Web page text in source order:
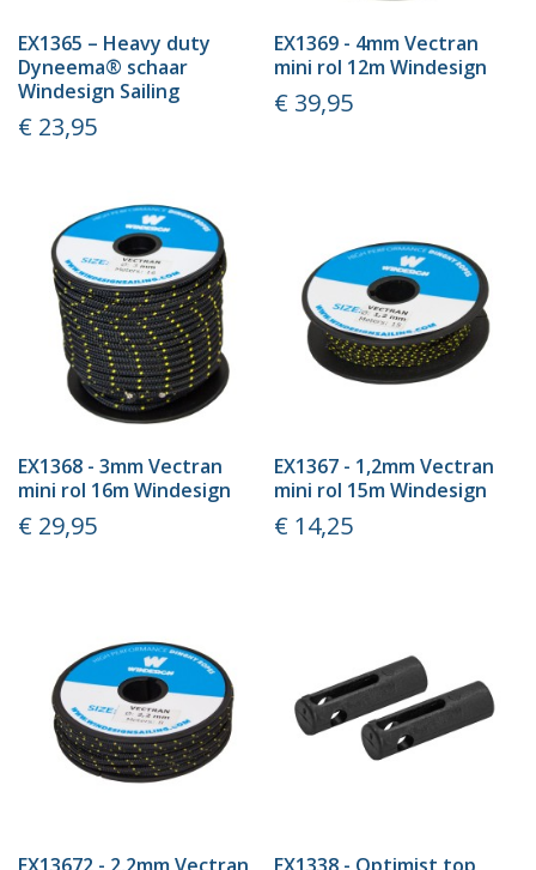
EX1365 – Heavy duty
Dyneema® schaar
Windesign Sailing
Prijs
€ 23,95
EX1369 - 4mm Vectran
mini rol 12m Windesign
Prijs
€ 39,95
EX1368 - 3mm Vectran
mini rol 16m Windesign
Prijs
€ 29,95
EX1367 - 1,2mm Vectran
mini rol 15m Windesign
Prijs
€ 14,25